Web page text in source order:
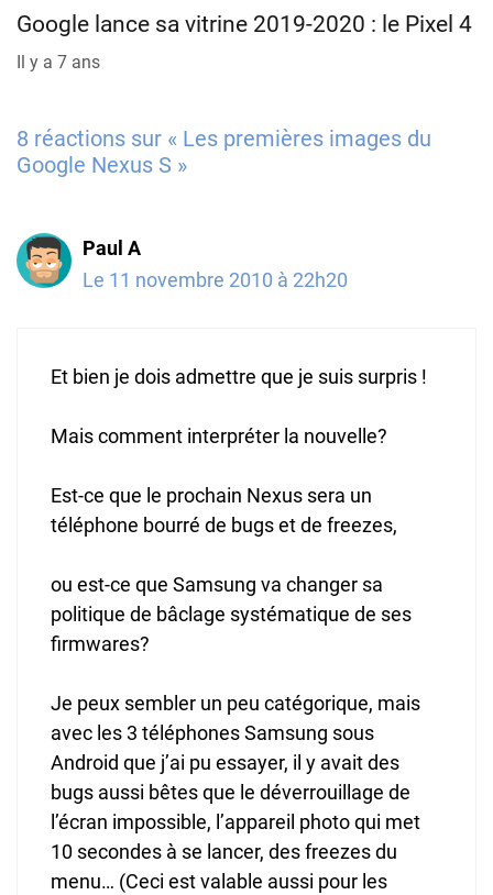
Google lance sa vitrine 2019-2020 : le Pixel 4
Il y a 7 ans
8 réactions sur « Les premières images du
Google Nexus S »
Paul A
Le 11 novembre 2010 à 22h20
Et bien je dois admettre que je suis surpris !
Mais comment interpréter la nouvelle?
Est-ce que le prochain Nexus sera un
téléphone bourré de bugs et de freezes,
ou est-ce que Samsung va changer sa
politique de bâclage systématique de ses
firmwares?
Je peux sembler un peu catégorique, mais
avec les 3 téléphones Samsung sous
Android que j’ai pu essayer, il y avait des
bugs aussi bêtes que le déverrouillage de
l’écran impossible, l’appareil photo qui met
10 secondes à se lancer, des freezes du
menu… (Ceci est valable aussi pour les